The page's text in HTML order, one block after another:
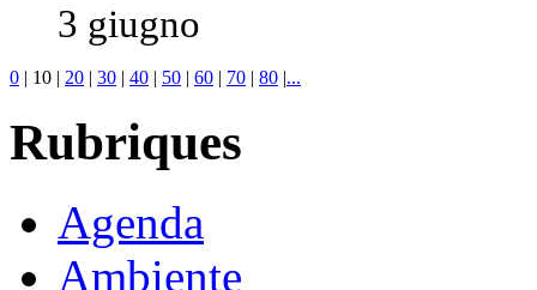
3 giugno
0 | 10 | 20 | 30 | 40 | 50 | 60 | 70 | 80 |...
Rubriques
Agenda
Ambiente